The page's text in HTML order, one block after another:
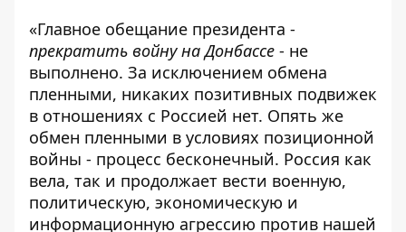
«Главное обещание президента -
прекратить войну на Донбассе - не
выполнено. За исключением обмена
пленными, никаких позитивных подвижек
в отношениях с Россией нет. Опять же
обмен пленными в условиях позиционной
войны - процесс бесконечный. Россия как
вела, так и продолжает вести военную,
политическую, экономическую и
информационную агрессию против нашей